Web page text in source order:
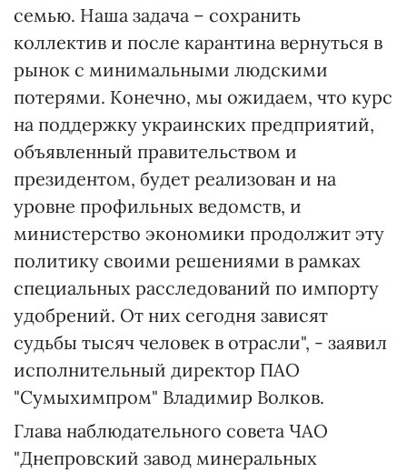
семью. Наша задача – сохранить
коллектив и после карантина вернуться в
рынок с минимальными людскими
потерями. Конечно, мы ожидаем, что курс
на поддержку украинских предприятий,
объявленный правительством и
президентом, будет реализован и на
уровне профильных ведомств, и
министерство экономики продолжит эту
политику своими решениями в рамках
специальных расследований по импорту
удобрений. От них сегодня зависят
судьбы тысяч человек в отрасли", - заявил
исполнительный директор ПАО
"Сумыхимпром" Владимир Волков.
Глава наблюдательного совета ЧАО
"Днепровский завод минеральных